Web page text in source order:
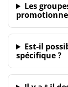
Les
Est-il
spécifique ?